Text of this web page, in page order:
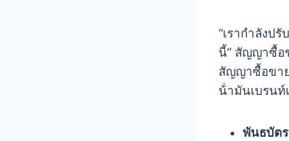
“เรากําลังป
นี้” สัญญาซื้อ
สัญญาซื้อขา
น้ํามันเบรน
พันธบัต